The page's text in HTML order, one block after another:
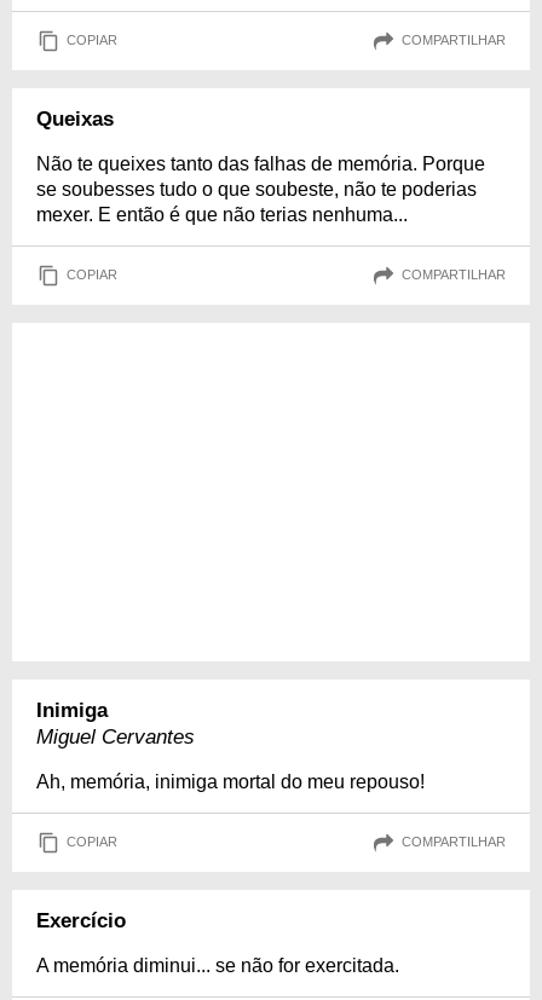
COPIAR COMPARTILHAR
Queixas
Não te queixes tanto das falhas de memória. Porque
se soubesses tudo o que soubeste, não te poderias
mexer. E então é que não terias nenhuma...
COPIAR COMPARTILHAR
Inimiga
Miguel Cervantes
Ah, memória, inimiga mortal do meu repouso!
COPIAR COMPARTILHAR
Exercício
A memória diminui... se não for exercitada.